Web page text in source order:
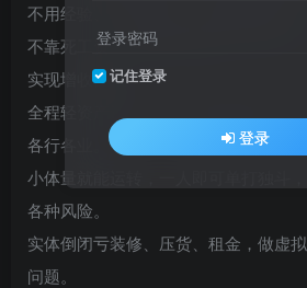
不用经验、不用技术，新手零门槛入场
不靠死工资，副业额外增收几万到几
实现增收自由。
全程轻资产运作，几乎没有任何投入
各行各业。
小体量就能运转，一人即可单打独斗
各种风险。
实体倒闭亏装修、压货、租金，做虚
问题。
登录密码
记住登录
登录